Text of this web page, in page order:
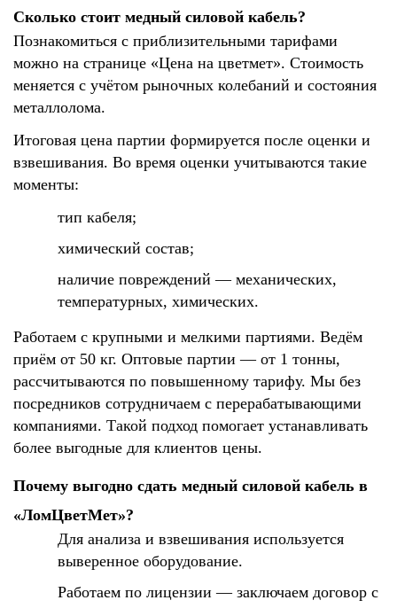
Сколько стоит медный силовой кабель?
Познакомиться с приблизительными тарифами
можно на странице «Цена на цветмет». Стоимость
меняется с учётом рыночных колебаний и состояния
металлолома.
Итоговая цена партии формируется после оценки и
взвешивания. Во время оценки учитываются такие
моменты:
тип кабеля;
химический состав;
наличие повреждений — механических,
температурных, химических.
Работаем с крупными и мелкими партиями. Ведём
приём от 50 кг. Оптовые партии — от 1 тонны,
рассчитываются по повышенному тарифу. Мы без
посредников сотрудничаем с перерабатывающими
компаниями. Такой подход помогает устанавливать
более выгодные для клиентов цены.
Почему выгодно сдать медный силовой кабель в
«ЛомЦветМет»?
Для анализа и взвешивания используется
выверенное оборудование.
Работаем по лицензии — заключаем договор с